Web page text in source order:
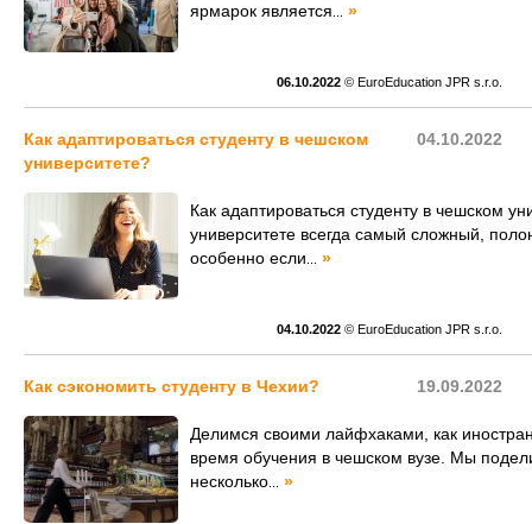
ярмарок является
»
06.10.2022 © EuroEducation JPR s.r.o.
04.10.2022
Как адаптироваться студенту в чешском
университете?
Как адаптироваться студенту в чешском
университете всегда самый сложный,
особенно если
»
04.10.2022 © EuroEducation JPR s.r.o.
19.09.2022
Как сэкономить студенту в Чехии?
Делимся своими лайфхаками, как
время обучения в чешском вузе. Мы
несколько
»